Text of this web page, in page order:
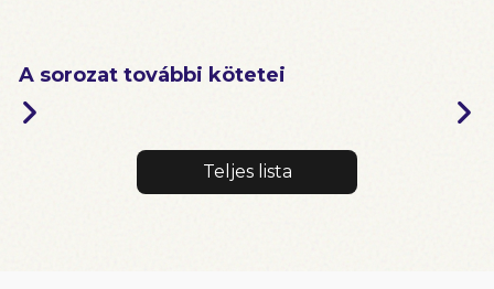
A sorozat további kötetei
Teljes lista